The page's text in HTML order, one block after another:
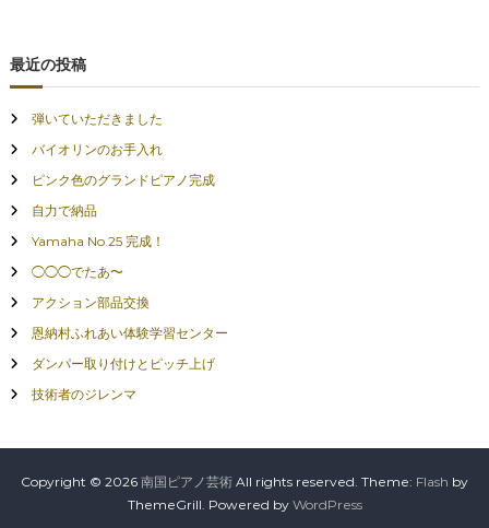
最近の投稿
弾いていただきました
バイオリンのお手入れ
ピンク色のグランドピアノ完成
自力で納品
Yamaha No.25 完成！
◯◯◯でたあ〜
アクション部品交換
恩納村ふれあい体験学習センター
ダンパー取り付けとピッチ上げ
技術者のジレンマ
Copyright © 2026 南国ピアノ芸術 All rights reserved. Theme: Flash by
ThemeGrill. Powered by WordPress